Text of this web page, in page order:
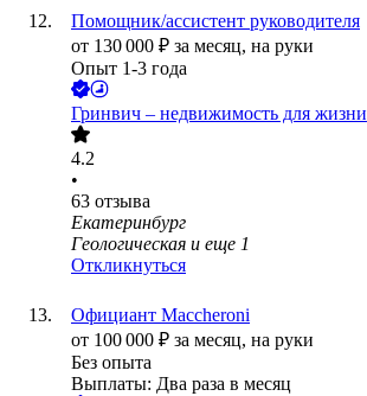
Помощник/ассистент руководителя
от 130 000 ₽ за месяц, на руки
Опыт 1-3 года
Гринвич – недвижимость для жизни
4.2
•
63 отзыва
Екатеринбург
Геологическая и еще 1
Откликнуться
Официант Maccheroni
от 100 000 ₽ за месяц, на руки
Без опыта
Выплаты: Два раза в месяц